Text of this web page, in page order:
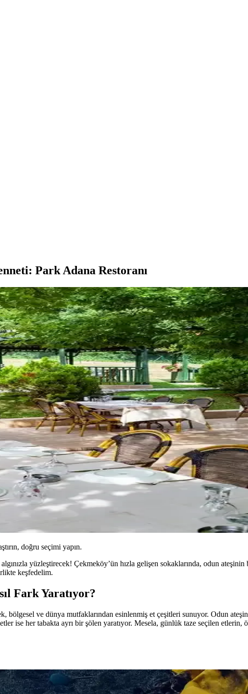
Park Adana Restoranı
doğru seçimi yapın.
yüzleştirecek! Çekmeköy’ün hızla gelişen sokaklarında, odun ateşinin
keşfedelim.
Fark Yaratıyor?
bölgesel ve dünya mutfaklarından esinlenmiş et çeşitleri sunuyor. Odun
ise her tabakta ayrı bir şölen yaratıyor. Mesela, günlük taze seçilen etlerin,
Noktaları